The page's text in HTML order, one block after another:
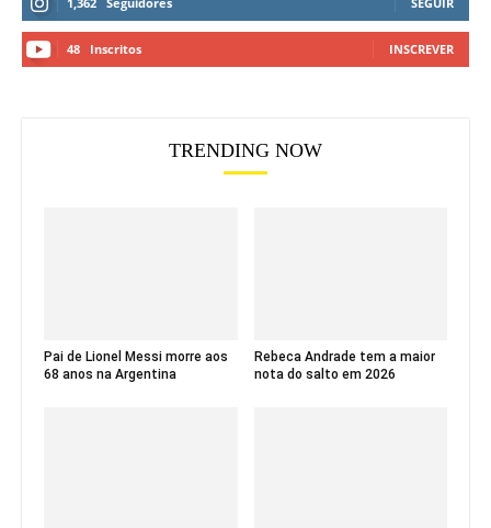
48 Inscritos INSCREVER
TRENDING NOW
Pai de Lionel Messi morre aos
68 anos na Argentina
Rebeca Andrade tem a maior
nota do salto em 2026